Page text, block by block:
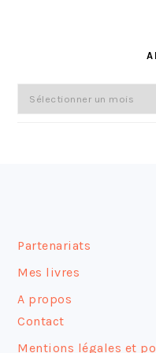
Archives
Partenariats
Mes livres
A propos
Contact
Mentions légales et